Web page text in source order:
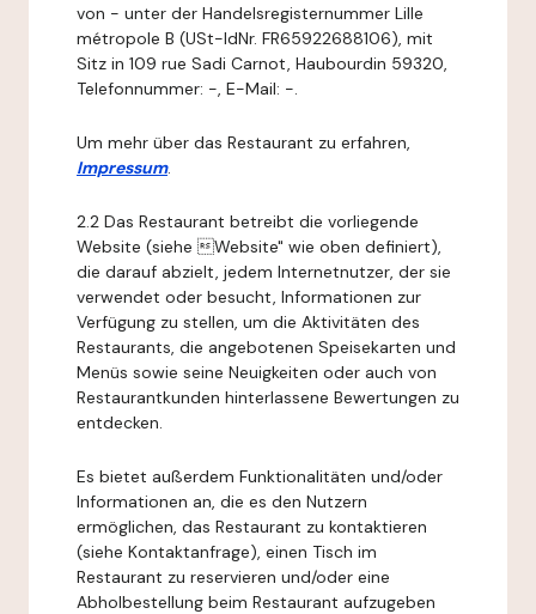
von - unter der Handelsregisternummer Lille
métropole B (USt-IdNr. FR65922688106), mit
Sitz in 109 rue Sadi Carnot, Haubourdin 59320,
Telefonnummer: -, E-Mail: -.
Um mehr über das Restaurant zu erfahren,
Impressum.
2.2 Das Restaurant betreibt die vorliegende
Website (siehe Website" wie oben definiert),
die darauf abzielt, jedem Internetnutzer, der sie
verwendet oder besucht, Informationen zur
Verfügung zu stellen, um die Aktivitäten des
Restaurants, die angebotenen Speisekarten und
Menüs sowie seine Neuigkeiten oder auch von
Restaurantkunden hinterlassene Bewertungen zu
entdecken.
Es bietet außerdem Funktionalitäten und/oder
Informationen an, die es den Nutzern
ermöglichen, das Restaurant zu kontaktieren
(siehe Kontaktanfrage), einen Tisch im
Restaurant zu reservieren und/oder eine
Abholbestellung beim Restaurant aufzugeben